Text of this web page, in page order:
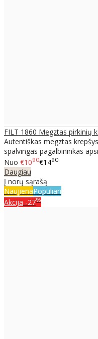
FILT 1860 Megztas pirkinių
Autentiškas megztas
spalvingas pagalbininkas
Nuo €1090€1490
Daugiau
Į norų sąrašą
NaujienaPopuliari
Akcija -27%